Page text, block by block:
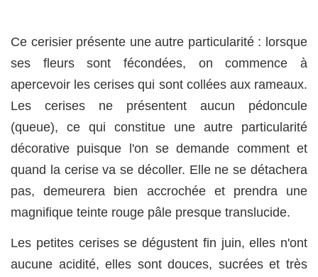
Ce cerisier présente une autre particularité : lorsque
ses fleurs sont fécondées, on commence à
apercevoir les cerises qui sont collées aux rameaux.
Les cerises ne présentent aucun pédoncule
(queue), ce qui constitue une autre particularité
décorative puisque l'on se demande comment et
quand la cerise va se décoller. Elle ne se détachera
pas, demeurera bien accrochée et prendra une
magnifique teinte rouge pâle presque translucide.
Les petites cerises se dégustent fin juin, elles n'ont
aucune acidité, elles sont douces, sucrées et très